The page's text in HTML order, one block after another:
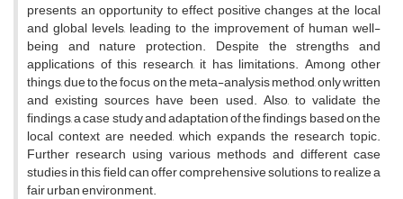
presents an opportunity to effect positive changes at the local
and global levels, leading to the improvement of human well-
being and nature protection. Despite the strengths and
applications of this research, it has limitations. Among other
things, due to the focus on the meta-analysis method, only written
and existing sources have been used. Also, to validate the
findings, a case study and adaptation of the findings based on the
local context are needed, which expands the research topic.
Further research using various methods and different case
studies in this field can offer comprehensive solutions to realize a
fair urban environment.